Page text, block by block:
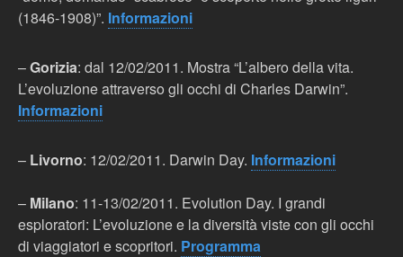
(1846-1908)”. Informazioni
–Gorizia: dal 12/02/2011. Mostra “L’albero della vita.
L’evoluzione attraverso gli occhi di Charles Darwin”.
Informazioni
– Livorno: 12/02/2011. Darwin Day. Informazioni
– Milano: 11-13/02/2011. Evolution Day. I grandi
esploratori: L’evoluzione e la diversità viste con gli occhi
di viaggiatori e scopritori. Programma